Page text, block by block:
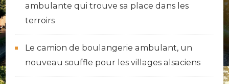
ambulante qui trouve sa place dans les
terroirs
Le camion de boulangerie ambulant, un
nouveau souffle pour les villages alsaciens